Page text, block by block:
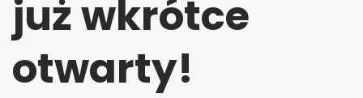
już wkrótce
otwarty!